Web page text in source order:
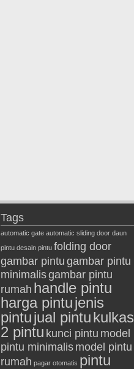
Tags
automatic gate automatic sliding door daun
pintu desain pintu folding door
gambar pintu gambar pintu
minimalisgambar pintu
rumah handle pintu
harga pintujenis
pintujual pintukulkas
2 pintu kunci pintu model
pintu minimalis model pintu
rumah pagar otomatis pintu